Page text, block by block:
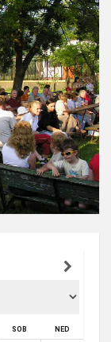
SOB NED